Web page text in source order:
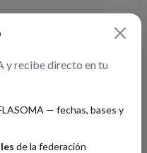
y recibe directo en tu
— fechas, bases y
de la federación